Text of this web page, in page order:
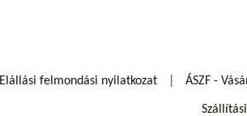
Elállási felmondási nyilatkozat ÁSZF -